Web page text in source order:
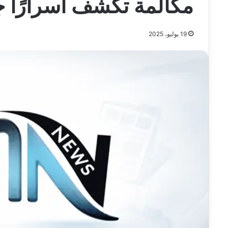
مكالمة تكشف أسرارًا
19 يوليو، 2025